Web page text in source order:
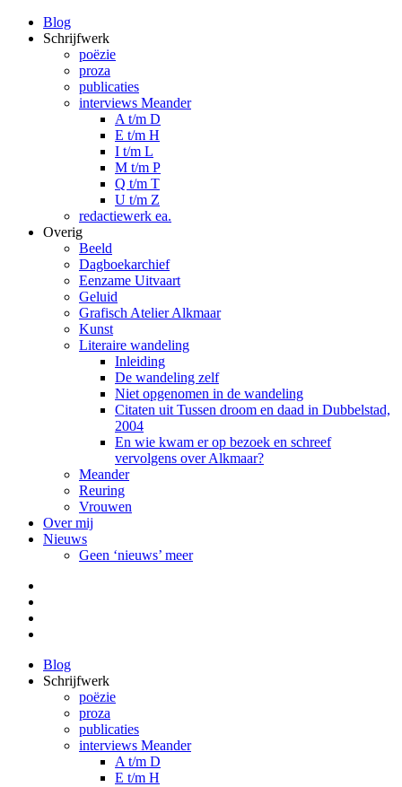
Blog
Schrijfwerk
poëzie
proza
publicaties
interviews Meander
A t/m D
E t/m H
I t/m L
M t/m P
Q t/m T
U t/m Z
redactiewerk ea.
Overig
Beeld
Dagboekarchief
Eenzame Uitvaart
Geluid
Grafisch Atelier Alkmaar
Kunst
Literaire wandeling
Inleiding
De wandeling zelf
Niet opgenomen in de wandeling
Citaten uit Tussen droom en daad in Dubbelstad,
2004
En wie kwam er op bezoek en schreef
vervolgens over Alkmaar?
Meander
Reuring
Vrouwen
Over mij
Nieuws
Geen ‘nieuws’ meer
Blog
Schrijfwerk
poëzie
proza
publicaties
interviews Meander
A t/m D
E t/m H